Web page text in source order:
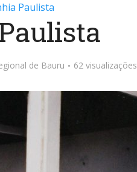
Paulista
de Bauru 62 visualizações